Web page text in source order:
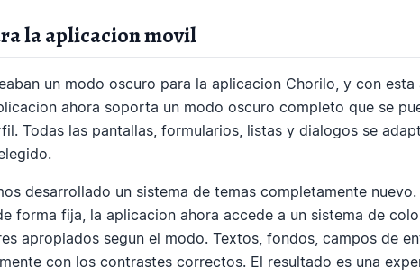
la aplicacion movil
un modo oscuro para la aplicacion Chorilo, y con
ahora soporta un modo oscuro completo que se
Todas las pantallas, formularios, listas y dialogos se
desarrollado un sistema de temas completamente
forma fija, la aplicacion ahora accede a un sistema de
apropiados segun el modo. Textos, fondos, campos de
con los contrastes correctos. El resultado es una